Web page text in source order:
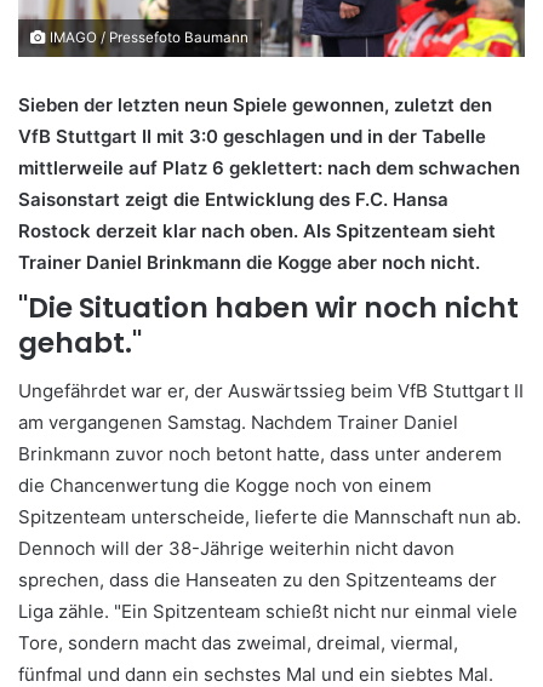
IMAGO / Pressefoto Baumann
Sieben der letzten neun Spiele gewonnen, zuletzt den
VfB Stuttgart II mit 3:0 geschlagen und in der Tabelle
mittlerweile auf Platz 6 geklettert: nach dem schwachen
Saisonstart zeigt die Entwicklung des F.C. Hansa
Rostock derzeit klar nach oben. Als Spitzenteam sieht
Trainer Daniel Brinkmann die Kogge aber noch nicht.
"Die Situation haben wir noch nicht
gehabt."
Ungefährdet war er, der Auswärtssieg beim VfB Stuttgart II
am vergangenen Samstag. Nachdem Trainer Daniel
Brinkmann zuvor noch betont hatte, dass unter anderem
die Chancenwertung die Kogge noch von einem
Spitzenteam unterscheide, lieferte die Mannschaft nun ab.
Dennoch will der 38-Jährige weiterhin nicht davon
sprechen, dass die Hanseaten zu den Spitzenteams der
Liga zähle. "Ein Spitzenteam schießt nicht nur einmal viele
Tore, sondern macht das zweimal, dreimal, viermal,
fünfmal und dann ein sechstes Mal und ein siebtes Mal.